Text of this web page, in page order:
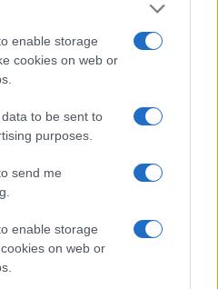
enable storage
cookies on web or
to be sent to
purposes.
send me
enable storage
on web or
sia pragmatico e
sapere che l’amore e
essere goduti come entità
ossessiva,sarà
ma anche a
Se senti di averne
Può anche
e se gli dai la
malvagio, potresti